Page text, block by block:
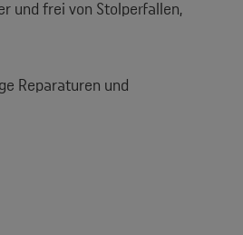
und frei von Stolperfallen,
Reparaturen und